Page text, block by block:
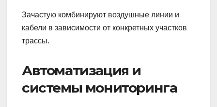
Зачастую комбинируют воздушные линии и
кабели в зависимости от конкретных участков
трассы.
Автоматизация и
системы мониторинга